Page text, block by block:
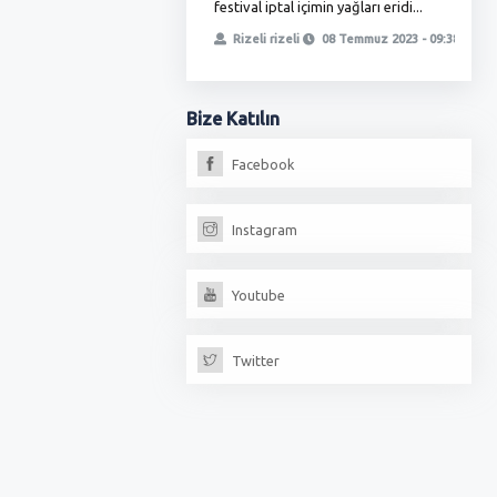
festival iptal içimin yağları eridi...
Rizeli rizeli 08 Temmuz 2023 - 09:38
Bize Katılın
Facebook
Instagram
Youtube
Twitter